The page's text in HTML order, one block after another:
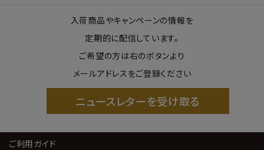
入荷商品やキャンペーンの情報を
定期的に配信しています。
ご希望の方は右のボタンより
メールアドレスをご登録ください
ニュースレターを受け取る
ご利用ガイド